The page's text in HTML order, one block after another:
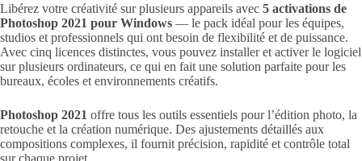
Libérez votre créativité sur plusieurs appareils avec 5 activations de
Photoshop 2021 pour Windows — le pack idéal pour les équipes,
studios et professionnels qui ont besoin de flexibilité et de puissance.
Avec cinq licences distinctes, vous pouvez installer et activer le logiciel
sur plusieurs ordinateurs, ce qui en fait une solution parfaite pour les
bureaux, écoles et environnements créatifs.
Photoshop 2021 offre tous les outils essentiels pour l’édition photo, la
retouche et la création numérique. Des ajustements détaillés aux
compositions complexes, il fournit précision, rapidité et contrôle total
sur chaque projet.